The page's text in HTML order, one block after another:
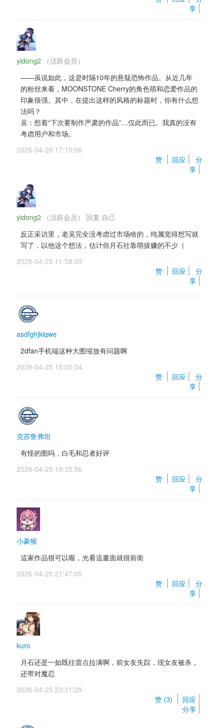
享
yidong2
（活跃会员）
——虽说如此，这是时隔10年的悬疑恐怖作品。从近几年
的粉丝来看，MOONSTONE Cherry的角色萌和恋爱作品的
印象很强。其中，在提出这样的风格的标题时，你有什么想
法吗？
吴：想着“下次要制作严肃的作品”…仅此而已。我真的没有
考虑用户和市场。
2026-04-20 17:15:06
赞
回应
分
享
yidong2 （活跃会员） 回复 自己
反正采访里，老吴完全没考虑过市场啥的，纯属觉得想写就
写了，以他这个想法，估计你月石社靠萌拔赚的不少（
2026-04-25 11:58:39
赞
回应
分
享
asdfghjklqwe
2dfan手机端这种大图缩放有问题啊
2026-04-25 15:05:34
赞
回应
分
享
克苏鲁弗坦
有怪的图吗，白毛和忍者好评
2026-04-25 19:35:56
赞
回应
分
享
小豪猴
這家作品很可以喔，光看這畫面就很前衛
2026-04-25 21:47:05
赞
回应
分
享
kuro
月石还是一如既往雷点拉满啊，前女友失踪，现女友被杀，
还带对魔忍
2026-04-25 23:21:29
赞 (3)
回应
分享